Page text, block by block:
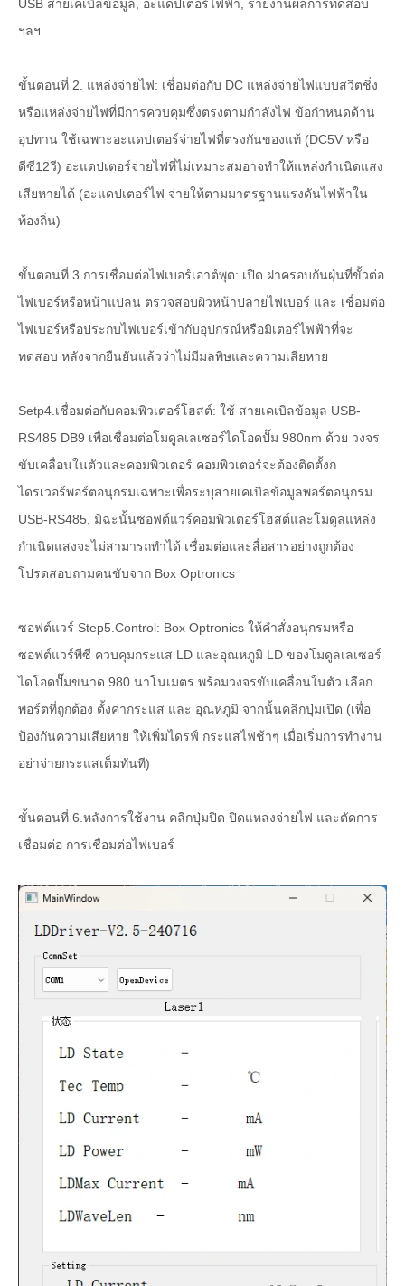
USB สายเคเบิลข้อมูล, อะแดปเตอร์ไฟฟ้า, รายงานผลการทดสอบ
ฯลฯ
ขั้นตอนที่ 2. แหล่งจ่ายไฟ: เชื่อมต่อกับ DC แหล่งจ่ายไฟแบบสวิตชิ่ง
หรือแหล่งจ่ายไฟที่มีการควบคุมซึ่งตรงตามกำลังไฟ ข้อกำหนดด้าน
อุปทาน ใช้เฉพาะอะแดปเตอร์จ่ายไฟที่ตรงกันของแท้ (DC5V หรือ
ดีซี12วี) อะแดปเตอร์จ่ายไฟที่ไม่เหมาะสมอาจทำให้แหล่งกำเนิดแสง
เสียหายได้ (อะแดปเตอร์ไฟ จ่ายให้ตามมาตรฐานแรงดันไฟฟ้าใน
ท้องถิ่น)
ขั้นตอนที่ 3 การเชื่อมต่อไฟเบอร์เอาต์พุต: เปิด ฝาครอบกันฝุ่นที่ขั้วต่อ
ไฟเบอร์หรือหน้าแปลน ตรวจสอบผิวหน้าปลายไฟเบอร์ และ เชื่อมต่อ
ไฟเบอร์หรือประกบไฟเบอร์เข้ากับอุปกรณ์หรือมิเตอร์ไฟฟ้าที่จะ
ทดสอบ หลังจากยืนยันแล้วว่าไม่มีมลพิษและความเสียหาย
Setp4.เชื่อมต่อกับคอมพิวเตอร์โฮสต์: ใช้ สายเคเบิลข้อมูล USB-
RS485 DB9 เพื่อเชื่อมต่อโมดูลเลเซอร์ไดโอดปั๊ม 980nm ด้วย วงจร
ขับเคลื่อนในตัวและคอมพิวเตอร์ คอมพิวเตอร์จะต้องติดตั้งก
ไดรเวอร์พอร์ตอนุกรมเฉพาะเพื่อระบุสายเคเบิลข้อมูลพอร์ตอนุกรม
USB-RS485, มิฉะนั้นซอฟต์แวร์คอมพิวเตอร์โฮสต์และโมดูลแหล่ง
กำเนิดแสงจะไม่สามารถทำได้ เชื่อมต่อและสื่อสารอย่างถูกต้อง
โปรดสอบถามคนขับจาก Box Optronics
ซอฟต์แวร์ Step5.Control: Box Optronics ให้คำสั่งอนุกรมหรือ
ซอฟต์แวร์พีซี ควบคุมกระแส LD และอุณหภูมิ LD ของโมดูลเลเซอร์
ไดโอดปั๊มขนาด 980 นาโนเมตร พร้อมวงจรขับเคลื่อนในตัว เลือก
พอร์ตที่ถูกต้อง ตั้งค่ากระแส และ อุณหภูมิ จากนั้นคลิกปุ่มเปิด (เพื่อ
ป้องกันความเสียหาย ให้เพิ่มไดรฟ์ กระแสไฟช้าๆ เมื่อเริ่มการทำงาน
อย่าจ่ายกระแสเต็มทันที)
ขั้นตอนที่ 6.หลังการใช้งาน คลิกปุ่มปิด ปิดแหล่งจ่ายไฟ และตัดการ
เชื่อมต่อ การเชื่อมต่อไฟเบอร์